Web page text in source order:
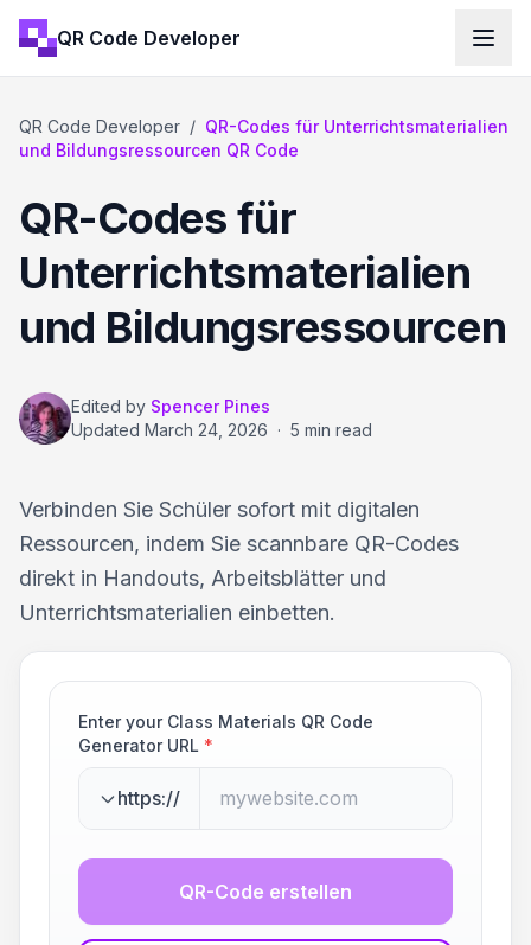
QR Code Developer
QR Code Developer / QR-Codes für Unterrichtsmaterialien
und Bildungsressourcen QR Code
QR-Codes für
Unterrichtsmaterialien
und Bildungsressourcen
Edited by Spencer Pines
Updated March 24, 2026 · 5 min read
Verbinden Sie Schüler sofort mit digitalen
Ressourcen, indem Sie scannbare QR-Codes
direkt in Handouts, Arbeitsblätter und
Unterrichtsmaterialien einbetten.
Enter your Class Materials QR Code
Generator URL *
https://
QR-Code erstellen